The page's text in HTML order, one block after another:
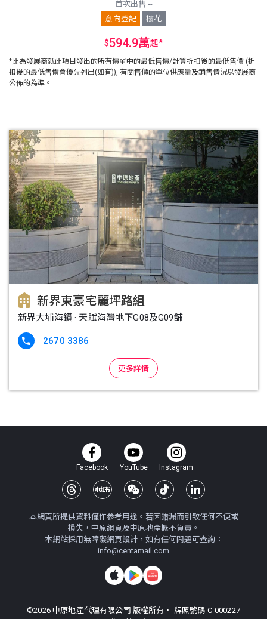
首次出售 --
意向登記
樓花
$594.9萬起*
*此為發展商就此項目發出的所有價單中的最低售價/計算折扣後的最低售價 (折
扣後的最低售價會優先列出(如有)), 有關售價的單位供應量及銷售情況以發展商
公佈的為準。
新界東豪宅麗坪路組
新界大埔海鑽 · 天賦海灣地下G08及G09舖
 2670 3386
更多詳情
Facebook YouTube Instagram
本網頁所提供資料僅作參考用途。若因錯漏而引致任何不便或
損失，中原網頁及中原地產概不負責。
本網站採用無障礙網頁設計，如有任何問題可查詢：
info@centamail.com
©2026中原地產代理有限公司 版權所有・ 牌照號碼 C-000227